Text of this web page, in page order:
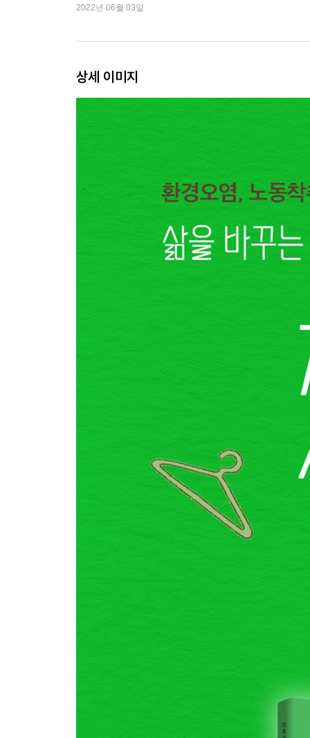
가죽은 털을 제거한 모피다
양의 겨울은 따뜻하지 않다
‘진짜’와 ‘가짜’
부록 4 G7 패션 협약에 서명한 기업
소비가 실천이 되려면
부록 5 옷과 환경을 살리는 세탁 방법
부록 6 지속가능한 패션을 위한 가이드
2022년 06월 03일
상세 이미지